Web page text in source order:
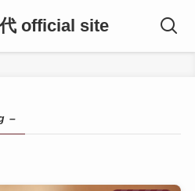
official site
–